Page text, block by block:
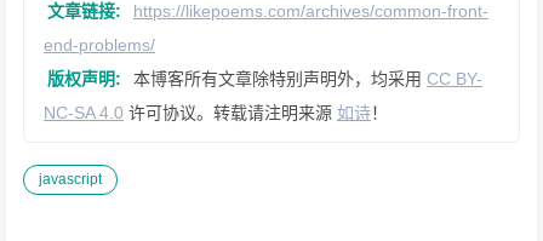
文章链接:
https://likepoems.com/archives/common-front-
end-problems/
版权声明:
本博客所有文章除特别声明外，均采用 CC BY-
NC-SA 4.0 许可协议。转载请注明来源 如诗！
javascript